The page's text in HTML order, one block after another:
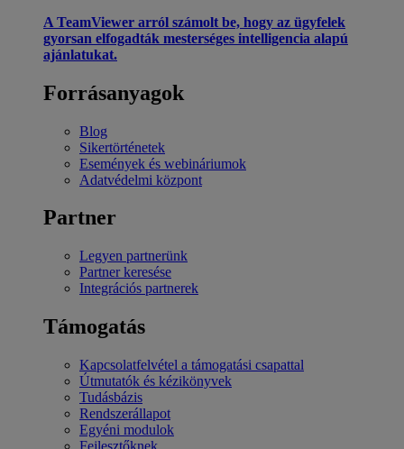
A TeamViewer arról számolt be, hogy az ügyfelek
gyorsan elfogadták mesterséges intelligencia alapú
ajánlatukat.
Forrásanyagok
Blog
Sikertörténetek
Események és webináriumok
Adatvédelmi központ
Partner
Legyen partnerünk
Partner keresése
Integrációs partnerek
Támogatás
Kapcsolatfelvétel a támogatási csapattal
Útmutatók és kézikönyvek
Tudásbázis
Rendszerállapot
Egyéni modulok